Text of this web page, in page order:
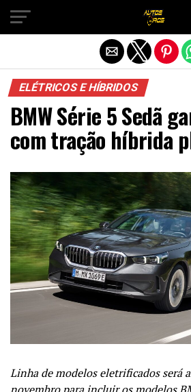
ELÉTRICOS E HÍBRIDOS
BMW Série 5 Sedã
com tração híbrida
Linha de modelos eletrificados será
Sair da versão